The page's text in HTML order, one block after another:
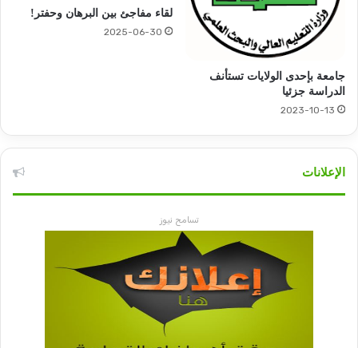
جامعة بإحدى الولايات تستأنف
الدراسة جزئيا
2023-10-13
لقاء مفاجئ بين البرهان وحفتر!
2025-06-30
الإعلانات
تسامح نيوز